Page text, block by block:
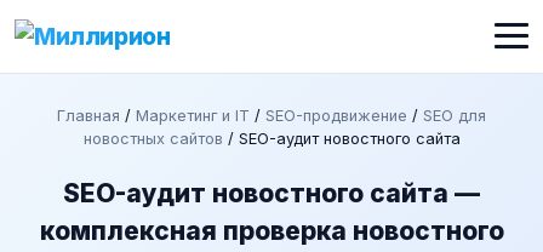
Главная / Маркетинг и IT / SEO-продвижение / SEO для
новостных сайтов / SEO-аудит новостного сайта
SEO-аудит новостного сайта —
комплексная проверка новостного